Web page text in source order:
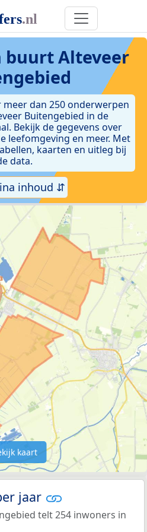
buurt Alteveer
dan 250 onderwerpen
Buitengebied in de
Bekijk de gegevens over
leefomgeving en meer. Met
kaarten en uitleg bij
data.
inhoud ⇵
kaart
jaar
telt 254 inwoners in